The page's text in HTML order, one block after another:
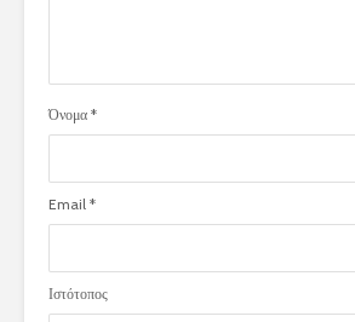
Όνομα *
Email *
Ιστότοπος